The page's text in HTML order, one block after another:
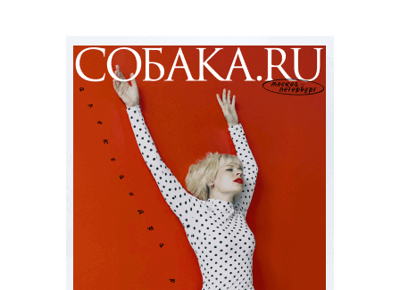
Фильм «Билли Айлиш: Ударь меня
жёстко и нежно. Концертный тур в
3D» / Billie Eilish: Hit Me Hard and
Soft - The Tour Live in 3D (18+)